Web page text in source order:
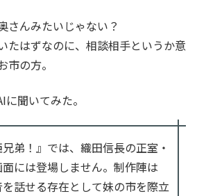
さんみたいじゃない？
たはずなのに、相談相手というか意
の方。
聞いてみた。
弟！』では、織田信長の正室・
には登場しません。制作陣は
を話せる存在として妹の市を際立